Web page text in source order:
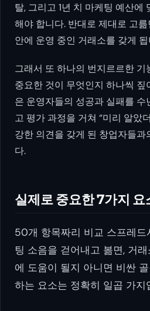
탈, 그리고 1년 치 마케팅 예산에
해야 합니다. 반대로 제대로 고
안에 운영 중인 거래소를 갖게
그래서 또 하나의 번지르르한 기
중요한 것이 무엇인지 하나씩 짚
은 운영자들의 성공과 실패를 수
고 평가 과정을 거쳐 “미리 알았
강한 의견을 갖게 된 창업자들과
다.
실제로 중요한 7가지 요
50개 항목짜리 비교 스프레드
팅 소음을 걷어내고 볾면, 거
에 도움이 될지 아니면 비싼
하는 요소는 정확히 일곱 가지